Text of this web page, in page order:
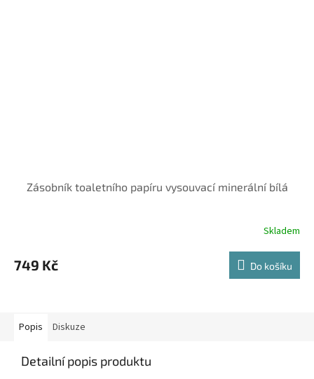
Zásobník toaletního papíru vysouvací minerální bílá
Skladem
749 Kč Do košíku
Popis Diskuze
Detailní popis produktu